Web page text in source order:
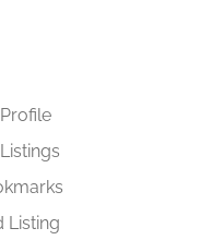
Listing